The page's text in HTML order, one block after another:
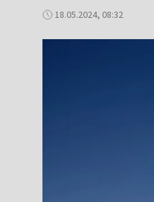
18.05.2024, 08:32